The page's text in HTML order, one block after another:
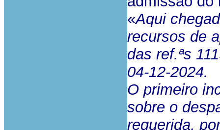
«Aqui
recursos de
das ref.ªs
04-12-2024.
O primeiro
sobre o
requerida,